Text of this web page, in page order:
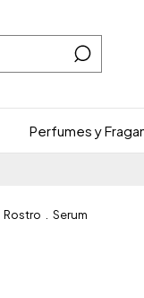
Perfumes y
Rostro Serum